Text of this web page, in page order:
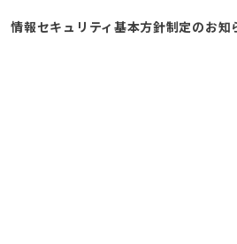
情報セキュリティ基本方針制定のお知